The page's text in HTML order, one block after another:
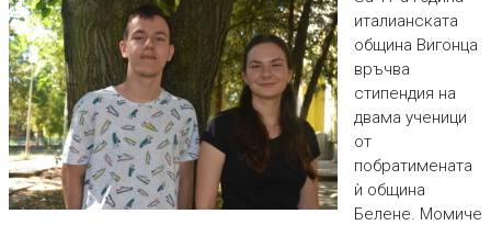
италианската
община Вигонца
връчва
стипендия на
двама ученици
от
побратимената
ѝ община
Белене. Момиче